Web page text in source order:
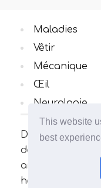
This website
best
Découvrez la
domaine qui
articles
horizons
Maladies
Vêtir
Mécanique
Œil
Neurologie